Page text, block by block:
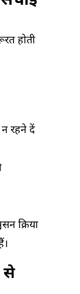
होती
रहने दें
क्रिया
से